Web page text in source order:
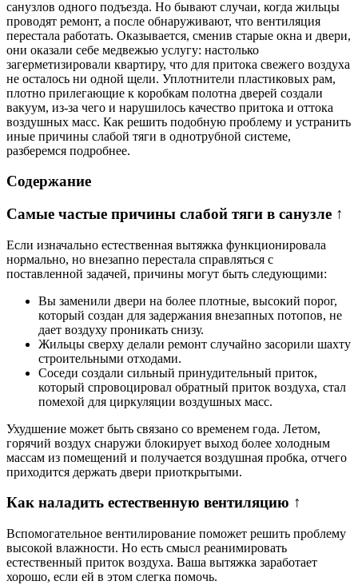
санузлов одного подъезда. Но бывают случаи, когда жильцы
проводят ремонт, а после обнаруживают, что вентиляция
перестала работать. Оказывается, сменив старые окна и двери,
они оказали себе медвежью услугу: настолько
загерметизировали квартиру, что для притока свежего воздуха
не осталось ни одной щели. Уплотнители пластиковых рам,
плотно прилегающие к коробкам полотна дверей создали
вакуум, из-за чего и нарушилось качество притока и оттока
воздушных масс. Как решить подобную проблему и устранить
иные причины слабой тяги в однотрубной системе,
разберемся подробнее.
Содержание
Самые частые причины слабой тяги в санузле ↑
Если изначально естественная вытяжка функционировала
нормально, но внезапно перестала справляться с
поставленной задачей, причины могут быть следующими:
Вы заменили двери на более плотные, высокий порог,
который создан для задержания внезапных потопов, не
дает воздуху проникать снизу.
Жильцы сверху делали ремонт случайно засорили шахту
строительными отходами.
Соседи создали сильный принудительный приток,
который спровоцировал обратный приток воздуха, стал
помехой для циркуляции воздушных масс.
Ухудшение может быть связано со временем года. Летом,
горячий воздух снаружи блокирует выход более холодным
массам из помещений и получается воздушная пробка, отчего
приходится держать двери приоткрытыми.
Как наладить естественную вентиляцию ↑
Вспомогательное вентилирование поможет решить проблему
высокой влажности. Но есть смысл реанимировать
естественный приток воздуха. Ваша вытяжка заработает
хорошо, если ей в этом слегка помочь.